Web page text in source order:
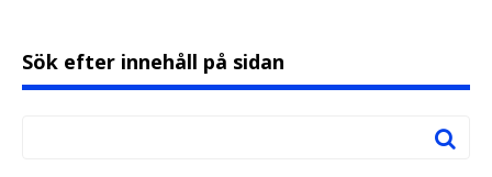
Sök efter innehåll på sidan